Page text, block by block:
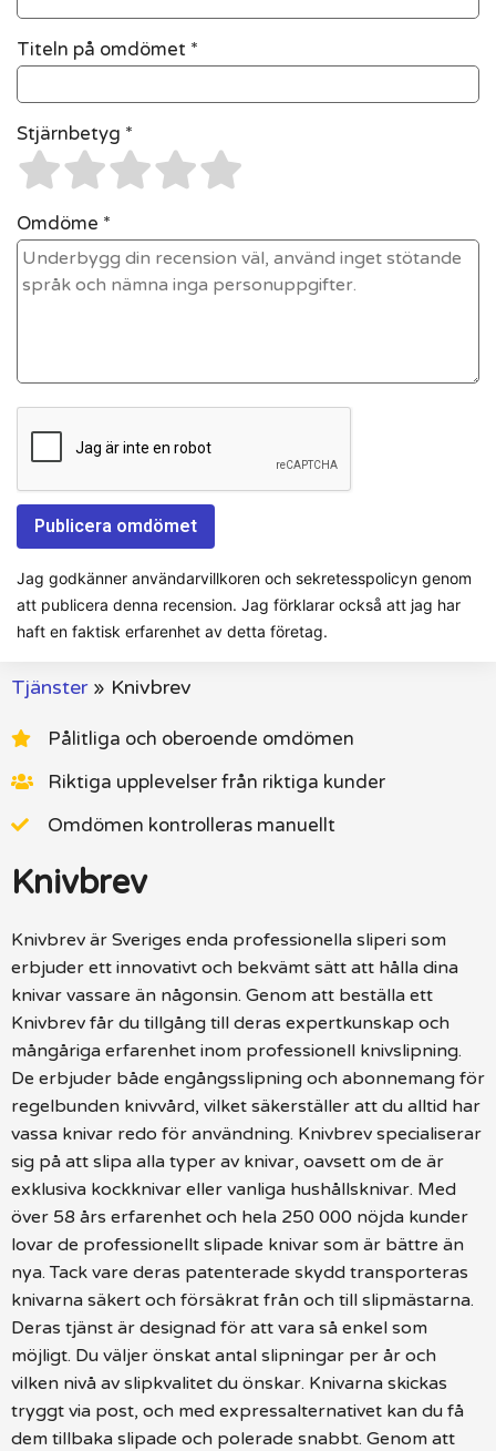
Titeln på omdömet *
Stjärnbetyg *
Omdöme *
Jag godkänner användarvillkoren och sekretesspolicyn genom
att publicera denna recension. Jag förklarar också att jag har
haft en faktisk erfarenhet av detta företag.
Tjänster» Knivbrev
Pålitliga och oberoende omdömen
Riktiga upplevelser från riktiga kunder
Omdömen kontrolleras manuellt
Knivbrev
Knivbrev är Sveriges enda professionella sliperi som
erbjuder ett innovativt och bekvämt sätt att hålla dina
knivar vassare än någonsin. Genom att beställa ett
Knivbrev får du tillgång till deras expertkunskap och
mångåriga erfarenhet inom professionell knivslipning.
De erbjuder både engångsslipning och abonnemang för
regelbunden knivvård, vilket säkerställer att du alltid har
vassa knivar redo för användning. Knivbrev specialiserar
sig på att slipa alla typer av knivar, oavsett om de är
exklusiva kockknivar eller vanliga hushållsknivar. Med
över 58 års erfarenhet och hela 250 000 nöjda kunder
lovar de professionellt slipade knivar som är bättre än
nya. Tack vare deras patenterade skydd transporteras
knivarna säkert och försäkrat från och till slipmästarna.
Deras tjänst är designad för att vara så enkel som
möjligt. Du väljer önskat antal slipningar per år och
vilken nivå av slipkvalitet du önskar. Knivarna skickas
tryggt via post, och med expressalternativet kan du få
dem tillbaka slipade och polerade snabbt. Genom att